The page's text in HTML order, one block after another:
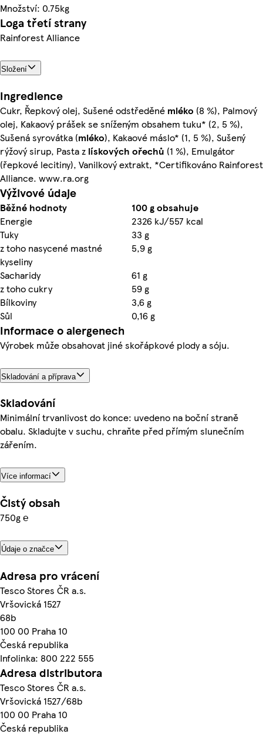
Množství: 0.75kg
Loga třetí strany
Rainforest Alliance
Složení
Ingredience
Cukr, Řepkový olej, Sušené odstředěné mléko (8 %), Palmový
olej, Kakaový prášek se sníženým obsahem tuku* (2, 5 %),
Sušená syrovátka (mléko), Kakaové máslo* (1, 5 %), Sušený
rýžový sirup, Pasta z lískových ořechů (1 %), Emulgátor
(řepkové lecitiny), Vanilkový extrakt, *Certifikováno Rainforest
Alliance. www.ra.org
Výživové údaje
Běžné hodnoty
100 g obsahuje
Energie
2326 kJ/557 kcal
Tuky
33 g
z toho nasycené mastné
kyseliny
5,9 g
Sacharidy
61 g
z toho cukry
59 g
Bílkoviny
3,6 g
Sůl
0,16 g
Informace o alergenech
Výrobek může obsahovat jiné skořápkové plody a sóju.
Skladování a příprava
Skladování
Minimální trvanlivost do konce: uvedeno na boční straně
obalu. Skladujte v suchu, chraňte před přímým slunečním
zářením.
Více informací
Čistý obsah
750g ℮
Údaje o značce
Adresa pro vrácení
Tesco Stores ČR a.s.
Vršovická 1527
68b
100 00 Praha 10
Česká republika
Infolinka: 800 222 555
Adresa distributora
Tesco Stores ČR a.s.
Vršovická 1527/68b
100 00 Praha 10
Česká republika